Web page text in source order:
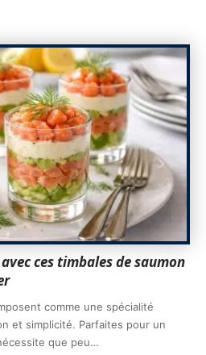
ces timbales de saumon
comme une spécialité
et simplicité. Parfaites pour un
que peu…